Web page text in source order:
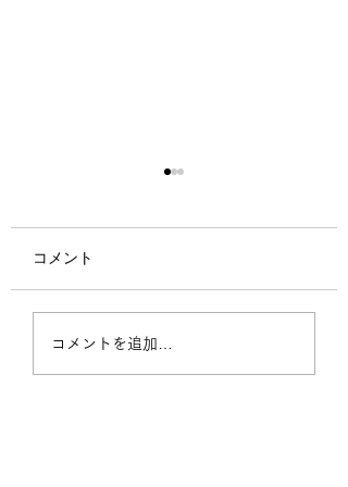
生活を支えるための支
コメント
コメントを追加…